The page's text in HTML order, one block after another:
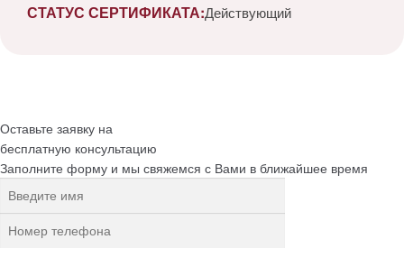
СТАТУС СЕРТИФИКАТА:Действующий
Оставьте заявку на
бесплатную консультацию
Заполните форму и мы свяжемся с Вами в ближайшее время